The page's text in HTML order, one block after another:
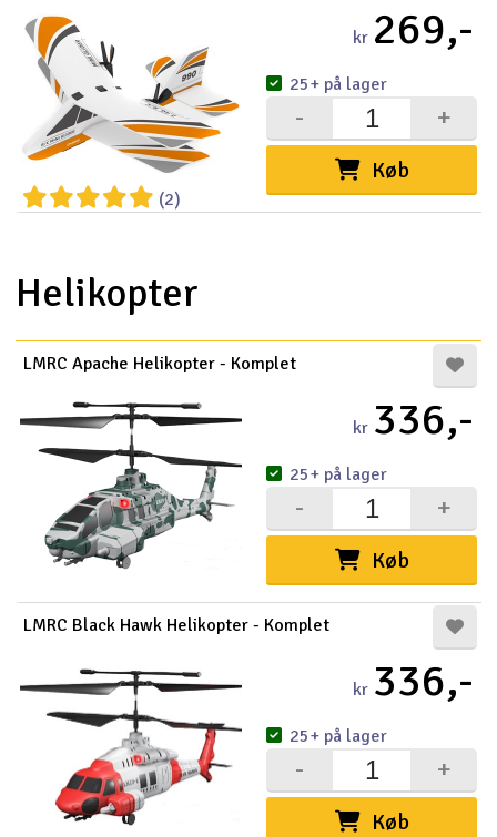
(2)
kr 269,-
Køb
+
-
25+ på lager
Helikopter
LMRC Apache Helikopter - Komplet
kr 336,-
Køb
+
-
25+ på lager
LMRC Black Hawk Helikopter - Komplet
kr 336,-
Køb
+
-
25+ på lager